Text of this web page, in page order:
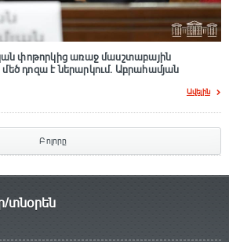
փոթորկից առաջ մասշտաբային
դnզա է ներարկում․ Աբրահամյան
Ավելին
Բոլորը
տնօրեն